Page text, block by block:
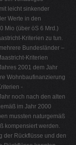
leicht sinkender
Werte in den
Mio (über öS 6 Mrd.)
Kriterien zu tun.
Bundesländer –
Kriterien
2001 dem Jahr
Wohnbaufinanzierung
-
noch nach den alten
im Jahr 2000
mussten naturgemäß
kompensiert werden.
der Rückflüsse und den